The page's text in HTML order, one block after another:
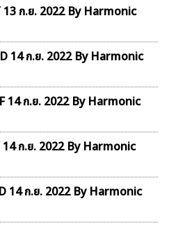
13 ก.ย. 2022 By Harmonic
14 ก.ย. 2022 By Harmonic
14 ก.ย. 2022 By Harmonic
14 ก.ย. 2022 By Harmonic
14 ก.ย. 2022 By Harmonic